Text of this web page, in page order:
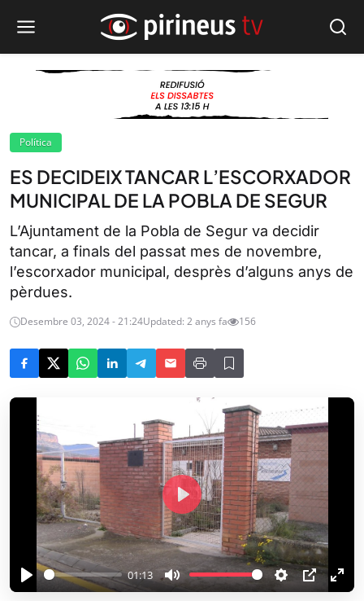
Política
ES DECIDEIX TANCAR L’ESCORXADOR
MUNICIPAL DE LA POBLA DE SEGUR
L’Ajuntament de la Pobla de Segur va decidir
tancar, a finals del passat mes de novembre,
l’escorxador municipal, desprès d’alguns anys de
pèrdues.
Desembre 03, 2024 - 21:24Updated: 2 anys fa 156
P
01:13
M
S
P
E
P
l
a
y